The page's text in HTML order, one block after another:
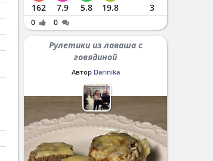
162 7.9 5.8 19.8 3
0 0
Рулетики из лаваша с
говядиной
Автор Darinika